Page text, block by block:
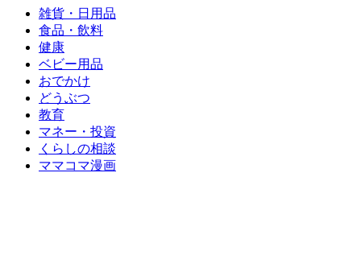
雑貨・日用品
食品・飲料
健康
ベビー用品
おでかけ
どうぶつ
教育
マネー・投資
くらしの相談
ママコマ漫画